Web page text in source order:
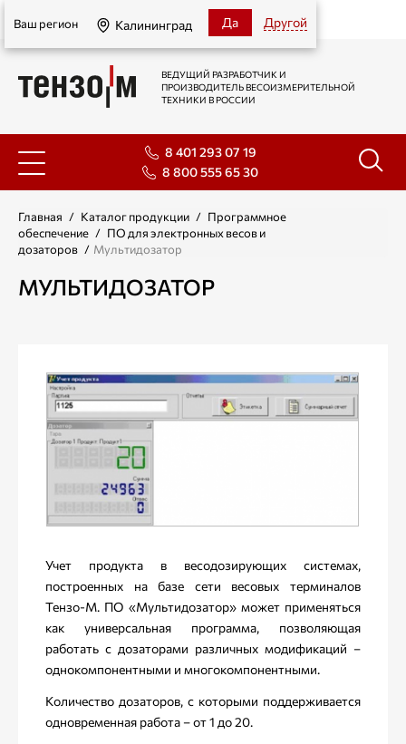
Калининград
Ваш регион Калининград Да Другой
ВЕДУЩИЙ РАЗРАБОТЧИК И
ПРОИЗВОДИТЕЛЬ ВЕСОИЗМЕРИТЕЛЬНОЙ
ТЕХНИКИ В РОССИИ
8 401 293 07 19
8 800 555 65 30
Главная / Каталог продукции / Программное
обеспечение / ПО для электронных весов и
дозаторов / Мультидозатор
МУЛЬТИДОЗАТОР
Учет продукта в весодозирующих системах,
построенных на базе сети весовых терминалов
Тензо-М. ПО «Мультидозатор» может применяться
как универсальная программа, позволяющая
работать с дозаторами различных модификаций –
однокомпонентными и многокомпонентными.
Количество дозаторов, с которыми поддерживается
одновременная работа – от 1 до 20.